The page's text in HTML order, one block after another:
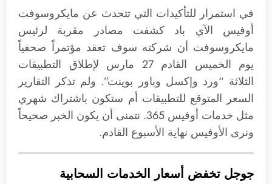
في استمرار للتأكيدات التي تتحدث عن مايكروسوفت
أوفيس الآي باد كشفت مصادر مقربة لرئيس
مايكروسوفت أن شركته سوف تعقد مؤتمراً صحفياً
يوم الخميس القادم 27 مارس لإطلاق التطبيقات
الثلاثة “ورد وإكسل وباور بوينت”. ولم تذكر التقارير
السعر المتوقع للتطبيقات أم ستكون باشتراك شهري
مثل خدمات أوفيس 365. نتمنى أن يكون الخبر صحيحاً
ونرى الأوفيس نهاية الأسبوع القادم.
جوجل تخفض أسعار الخدمات السحابية